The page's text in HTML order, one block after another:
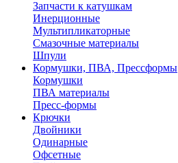
Запчасти к катушкам
Инерционные
Мультипликаторные
Смазочные материалы
Шпули
Кормушки, ПВА, Прессформы
Кормушки
ПВА материалы
Пресс-формы
Крючки
Двойники
Одинарные
Офсетные